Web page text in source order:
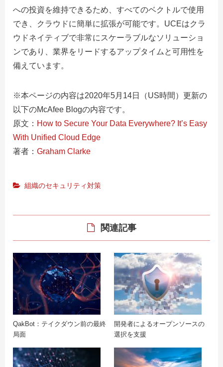
への投資を維持できるため、すべてのベクトルで使用
でき、クラウドに簡単に拡張が可能です。UCEはクラ
ウドネイティブで非常にスケーラブルなソリューショ
ンであり、業界をリードするアップタイムと可用性を
備えています。
※本ページの内容は2020年5月14日（US時間）更新の
以下のMcAfee Blogの内容です。
原文： How to Secure Your Data Everywhere? It’s Easy
With Unified Cloud Edge
著者： Graham Clarke
組織のセキュリティ対策
関連記事
QakBot：テイクダウン前の最終
局面
開発者によるオープンソースの
選択を支援